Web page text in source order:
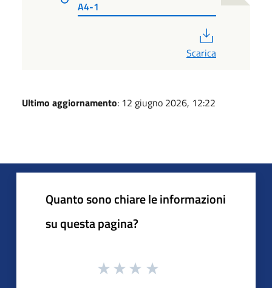
A4-1
Scarica
Ultimo aggiornamento: 12 giugno 2026, 12:22
Quanto sono chiare le informazioni
su questa pagina?